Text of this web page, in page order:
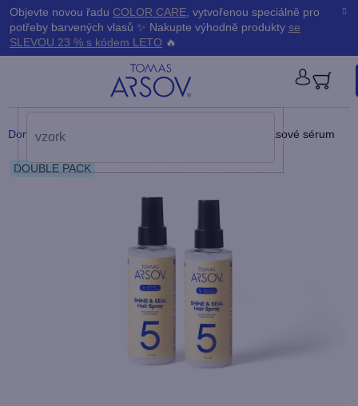
Přejít
na
obsah
Objevte novou řadu COLOR CARE, vytvořenou speciálně pro
potřeby barvených vlasů ✨ Nakupte výhodně produkty se
SLEVOU 23 % s kódem LETO 🔥
Domů / Produkty 2x SHINE & SEAL Vlasové sérum
DOUBLE PACK
K
o
k
Zpět
Zpět